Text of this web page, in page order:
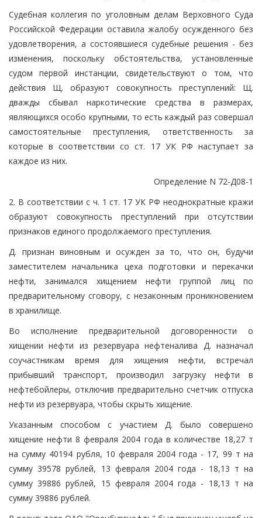
Судебная коллегия по уголовным делам Верховного Суда
Российской Федерации оставила жалобу осужденного без
удовлетворения, а состоявшиеся судебные решения - без
изменения, поскольку обстоятельства, установленные
судом первой инстанции, свидетельствуют о том, что
действия Щ. образуют совокупность преступлений: Щ.
дважды сбывал наркотические средства в размерах,
являющихся особо крупными, то есть каждый раз совершал
самостоятельные преступления, ответственность за
которые в соответствии со ст. 17 УК РФ наступает за
каждое из них.
Определение N 72-Д08-1
2. В соответствии с ч. 1 ст. 17 УК РФ неоднократные кражи
образуют совокупность преступлений при отсутствии
признаков единого продолжаемого преступления.
Д. признан виновным и осужден за то, что он, будучи
заместителем начальника цеха подготовки и перекачки
нефти, занимался хищением нефти группой лиц по
предварительному сговору, с незаконным проникновением
в хранилище.
Во исполнение предварительной договоренности о
хищении нефти из резервуара нефтеналива Д. назначал
соучастникам время для хищения нефти, встречал
прибывший транспорт, производил загрузку нефти в
нефтебойлеры, отключив предварительно счетчик отпуска
нефти из резервуара, чтобы скрыть хищение.
Указанным способом с участием Д. было совершено
хищение нефти 8 февраля 2004 года в количестве 18,27 т
на сумму 40194 рубля, 10 февраля 2004 года - 17, 99 т на
сумму 39578 рублей, 13 февраля 2004 года - 18,13 т на
сумму 39886 рублей, 15 февраля 2004 года - 18,13 т на
сумму 39886 рублей.